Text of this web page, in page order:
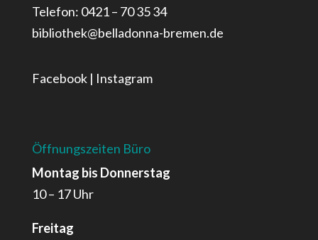
Telefon: 0421 – 70 35 34
bibliothek@belladonna-bremen.de
Facebook| Instagram
Öffnungszeiten Büro
Montag bis Donnerstag
10 – 17 Uhr
Freitag